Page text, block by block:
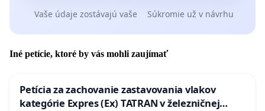
Vaše údaje zostávajú vaše Súkromie už v návrhu
Iné petície, ktoré by vás mohli zaujímať
Petícia za zachovanie zastavovania vlakov
kategórie Expres (Ex) TATRAN v železničnej